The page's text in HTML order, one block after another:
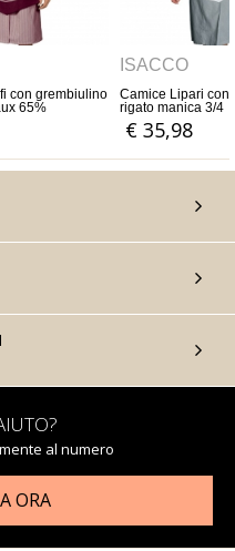
con grembiulino
3/4
ISACCO
Camice
grembiulino
righini
€ 33,74
al numero
ORA